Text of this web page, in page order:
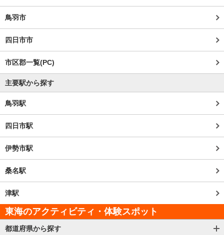
鳥羽市
四日市市
市区郡一覧(PC)
主要駅から探す
鳥羽駅
四日市駅
伊勢市駅
桑名駅
津駅
東海のアクティビティ・体験スポット
都道府県から探す